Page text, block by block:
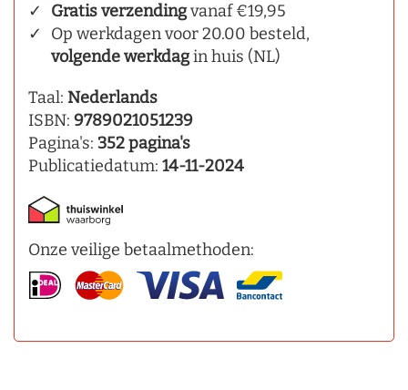
Gratis verzendingvanaf €19,95
Op werkdagen voor 20.00 besteld,
volgende werkdagin huis (NL)
Taal: Nederlands
ISBN: 9789021051239
Pagina's: 352 pagina's
Publicatiedatum: 14-11-2024
Onze veilige betaalmethoden: